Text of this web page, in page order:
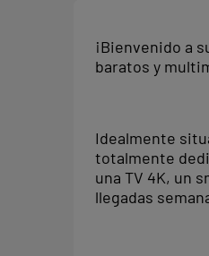
¡Bienvenido a
baratos y
Idealmente
totalmente
una TV 4K, un
llegadas